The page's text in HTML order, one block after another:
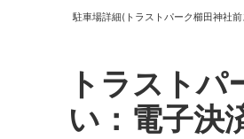
駐車場詳細(トラストパーク櫛田神社
トラスト
い：電子決